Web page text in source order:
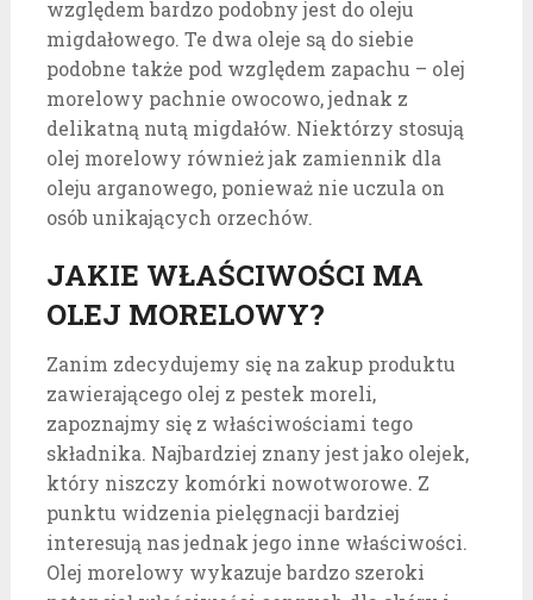
względem bardzo podobny jest do oleju
migdałowego. Te dwa oleje są do siebie
podobne także pod względem zapachu – olej
morelowy pachnie owocowo, jednak z
delikatną nutą migdałów. Niektórzy stosują
olej morelowy również jak zamiennik dla
oleju arganowego, ponieważ nie uczula on
osób unikających orzechów.
JAKIE WŁAŚCIWOŚCI MA
OLEJ MORELOWY?
Zanim zdecydujemy się na zakup produktu
zawierającego olej z pestek moreli,
zapoznajmy się z właściwościami tego
składnika. Najbardziej znany jest jako olejek,
który niszczy komórki nowotworowe. Z
punktu widzenia pielęgnacji bardziej
interesują nas jednak jego inne właściwości.
Olej morelowy wykazuje bardzo szeroki